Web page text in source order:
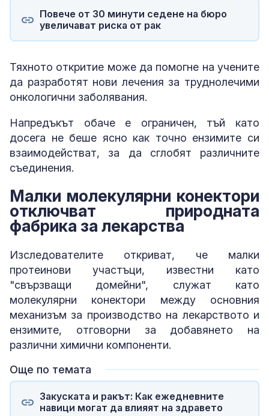
Повече от 30 минути седене на бюро
увеличават риска от рак
Тяхното откритие може да помогне на учените
да разработят нови лечения за труднолечими
онкологични заболявания.
Напредъкът обаче е ограничен, тъй като
досега не беше ясно как точно ензимите си
взаимодействат, за да сглобят различните
съединения.
Малки молекулярни конектори
отключват природната
фабрика за лекарства
Изследователите откриват, че малки
протеинови участъци, известни като
"свързващи домейни", служат като
молекулярни конектори между основния
механизъм за производство на лекарството и
ензимите, отговорни за добавянето на
различни химични компоненти.
Още по темата
Закуската и ракът: Как ежедневните
навици могат да влияят на здравето